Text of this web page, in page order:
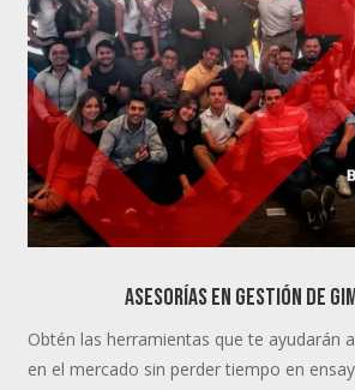
ASESORÍAS EN GESTIÓN DE
Obtén las herramientas que te ayudarán
en el mercado sin perder tiempo en